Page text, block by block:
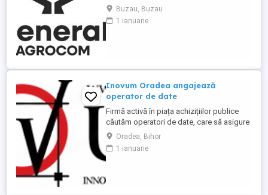
organizate pentru postul de
**Facturist(ă)**. **Cerințe:** * Experiență
în emiterea și gestionarea facturilor
Buzau, Buzau
1 ianuarie
Inovum Oradea angajează
operator de date
Firmă activă în piața achizițiilor publice
căutăm operatori de date, care să asigure
gestionarea întregului proces de ofertare
și gestionare documente în platforma
SEAP. Nu căutăm neapărat experiență, ci o
Oradea, Bihor
1 ianuarie